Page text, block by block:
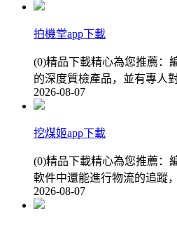
拍機堂app下載
(0)精品下載精心為您推薦：
的深度質檢產品，並有專人
2026-08-07
挖煤姬app下載
(0)精品下載精心為您推薦：
軟件中還能進行物流的追蹤
2026-08-07